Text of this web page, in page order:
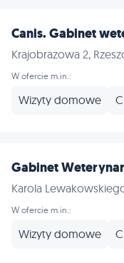
Canis. Gabinet
Krajobrazowa 2,
W ofercie m.in.:
Wizyty domowe
Gabinet
Karola
W ofercie m.in.:
Wizyty domowe